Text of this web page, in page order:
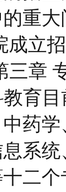
重
立
专
育目
药
系
二